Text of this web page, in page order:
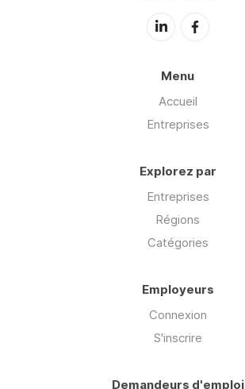
Menu
Accueil
Entreprises
Explorez par
Entreprises
Régions
Catégories
Employeurs
Connexion
S'inscrire
Demandeurs d'emploi